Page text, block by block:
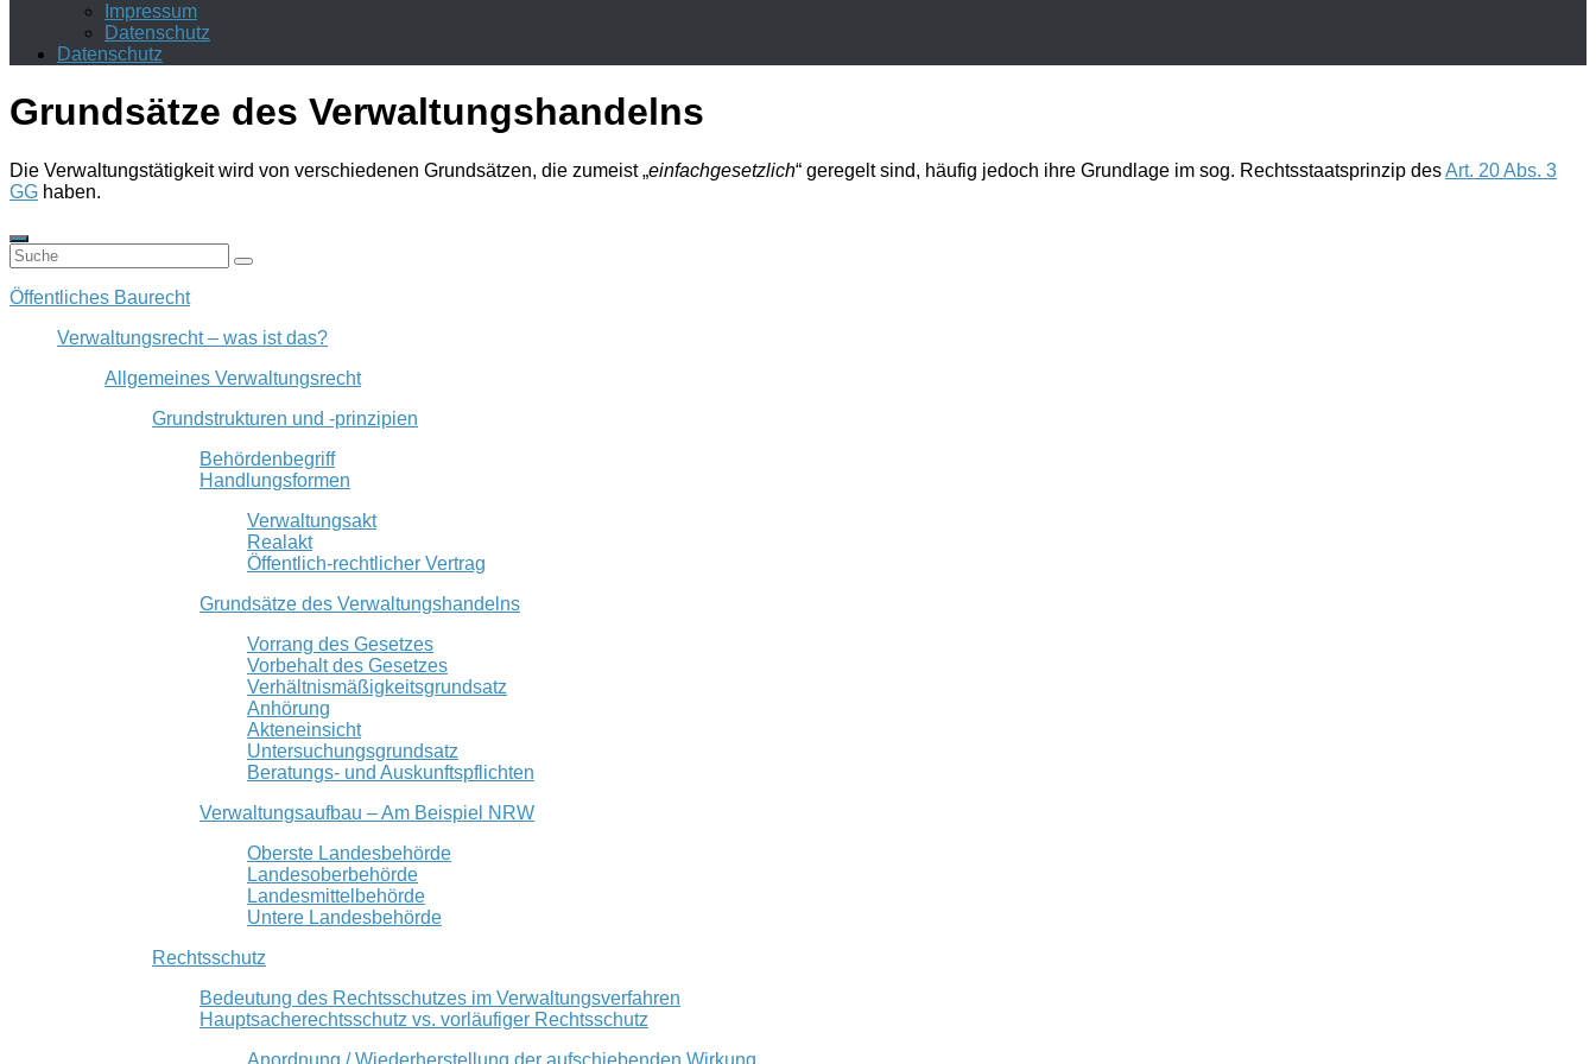
Impressum
Datenschutz
Datenschutz
Grundsätze des Verwaltungshandelns
Die Verwaltungstätigkeit wird von verschiedenen Grundsätzen, die zumeist „einfachgesetzlich“ geregelt sind, häufig jedoch ihre Grundlage im sog. Rechtsstaatsprinzip desArt. 20 Abs. 3
GG haben.
Öffentliches Baurecht
Verwaltungsrecht – was ist das?
Allgemeines Verwaltungsrecht
Grundstrukturen und -prinzipien
Behördenbegriff
Handlungsformen
Verwaltungsakt
Realakt
Öffentlich-rechtlicher Vertrag
Grundsätze des Verwaltungshandelns
Vorrang des Gesetzes
Vorbehalt des Gesetzes
Verhältnismäßigkeitsgrundsatz
Anhörung
Akteneinsicht
Untersuchungsgrundsatz
Beratungs- und Auskunftspflichten
Verwaltungsaufbau – Am Beispiel NRW
Oberste Landesbehörde
Landesoberbehörde
Landesmittelbehörde
Untere Landesbehörde
Rechtsschutz
Bedeutung des Rechtsschutzes im Verwaltungsverfahren
Hauptsacherechtsschutz vs. vorläufiger Rechtsschutz
Anordnung / Wiederherstellung der aufschiebenden Wirkung